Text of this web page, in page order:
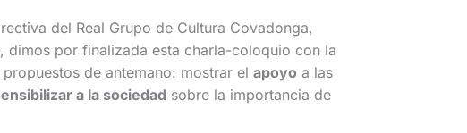
del Real Grupo de Cultura Covadonga,
dimos por finalizada esta charla-coloquio con la
propuestos de antemano: mostrar elapoyo a las
a la sociedad sobre la importancia de